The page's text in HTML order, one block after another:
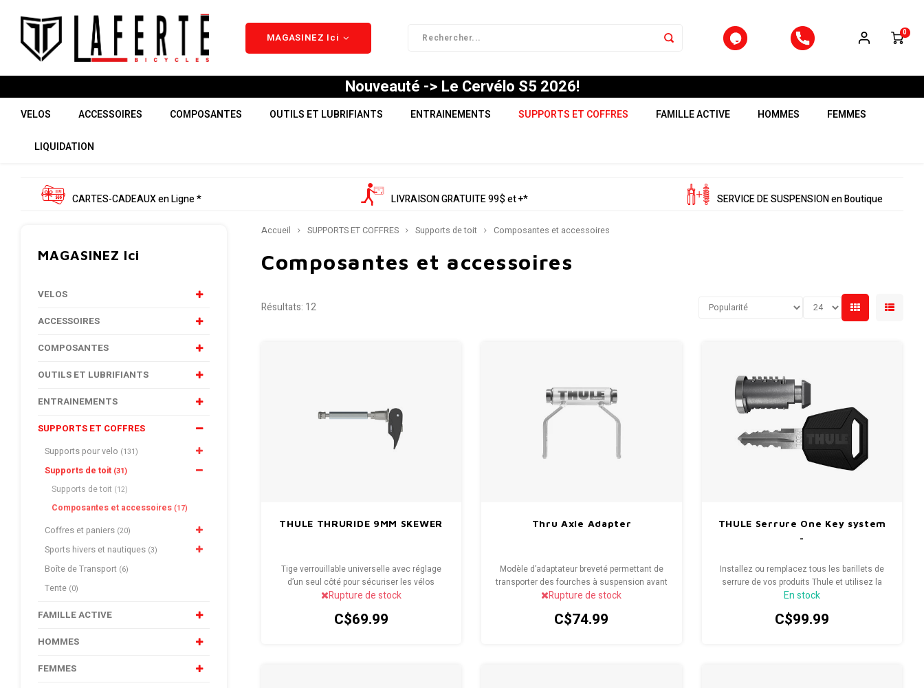
MAGASINEZ Ici 0
Nouveauté -> Le Cervélo S5 2026!
VELOS ACCESSOIRES COMPOSANTES OUTILS ET LUBRIFIANTS ENTRAINEMENTS SUPPORTS ET COFFRES FAMILLE ACTIVE HOMMES FEMMES
LIQUIDATION
CARTES-CADEAUX en Ligne * LIVRAISON GRATUITE 99$ et +* SERVICE DE SUSPENSION en Boutique
MAGASINEZ Ici
VELOS
ACCESSOIRES
COMPOSANTES
OUTILS ET LUBRIFIANTS
ENTRAINEMENTS
SUPPORTS ET COFFRES
Supports pour velo (131)
Supports de toit (31)
Supports de toit (12)
Composantes et accessoires (17)
Coffres et paniers (20)
Sports hivers et nautiques (3)
Boîte de Transport (6)
Tente (0)
FAMILLE ACTIVE
HOMMES
FEMMES
Accueil SUPPORTS ET COFFRES Supports de toit Composantes et accessoires
Composantes et accessoires
Résultats: 12
THULE THRURIDE 9MM SKEWER
Tige verrouillable universelle avec réglage
d’un seul côté pour sécuriser les vélos
facilement, avec fourches traditionnelles de
Rupture de stock
C$69.99
Thru Axle Adapter
Modèle d’adaptateur breveté permettant de
transporter des fourches à suspension avant
de X mm sur les porte-vélos avec fixation à
Rupture de stock
C$74.99
THULE Serrure One Key system
-
Installez ou remplacez tous les barillets de
serrure de vos produits Thule et utilisez la
même clé pour tous.
En stock
C$99.99